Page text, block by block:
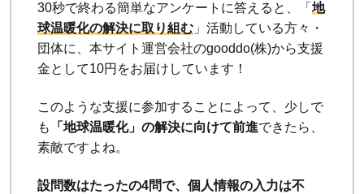
30秒で終わる簡単なアンケートに答えると、「 地
球温暖化の解決に取り組む 」活動している方々・
団体に、本サイト運営会社のgooddo(株)から支援
金として10円をお届けしています！
このような支援に参加することによって、少しで
も
「地球温暖化」の解決に向けて前進できたら、
素敵ですよね。
設問数はたったの4問で、個人情報の入力は不